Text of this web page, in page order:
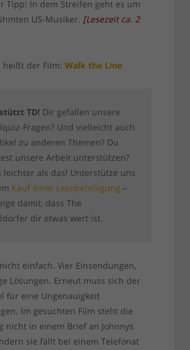
Tipp: In dem Streifen geht es um
US-Musiker. [Lesezeit ca. 2
heißt der Film: Walk the Line
TD! Dir gefallen unsere
Fragen? Und vielleicht auch
zu anderen Themen? Du
unsere Arbeit unterstützen?
leichter als das! Unterstütze uns
Kauf einer Lesebeteiligung –
damit, dass The
dir etwas wert ist.
einfach. Vier Einsendungen,
Lösungen. Erneut muss sich der
für eine Ungenauigkeit
Im gesuchten Film steht die
nicht in einem Brief an Johnnys
sie fällt bei einem Telefonat